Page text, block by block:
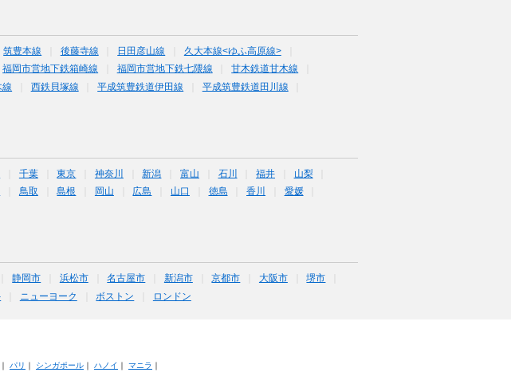
筑豊本線 後藤寺線 日田彦山線
久大本線<ゆふ高原線>
福岡市営地下鉄箱崎線 福岡市営地下鉄七隈線
甘木鉄道甘木線
線 西鉄貝塚線 平成筑豊鉄道伊田線
平成筑豊鉄道田川線
千葉 東京 神奈川 新潟 富山 石川 福井
山梨
鳥取 島根 岡山 広島 山口 徳島 香川
愛媛
静岡市 浜松市 名古屋市 新潟市 京都市 大阪市
堺市
ニューヨーク ボストン ロンドン
｜ パリ ｜ シンガポール｜ ハノイ ｜ マニラ ｜